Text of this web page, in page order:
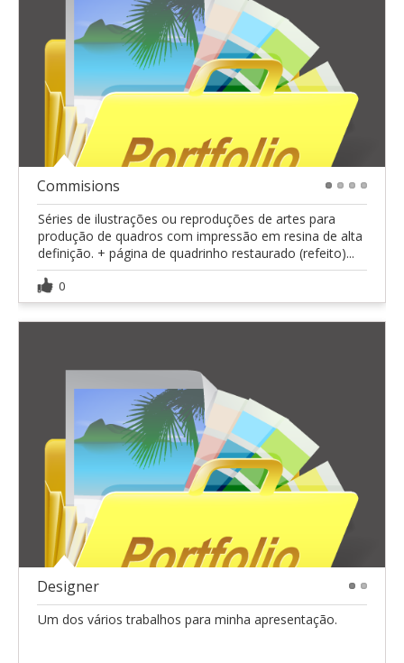
Commisions
Séries de ilustrações ou reproduções de artes para
produção de quadros com impressão em resina de alta
definição. + página de quadrinho restaurado (refeito)...
0
Designer
Um dos vários trabalhos para minha apresentação.